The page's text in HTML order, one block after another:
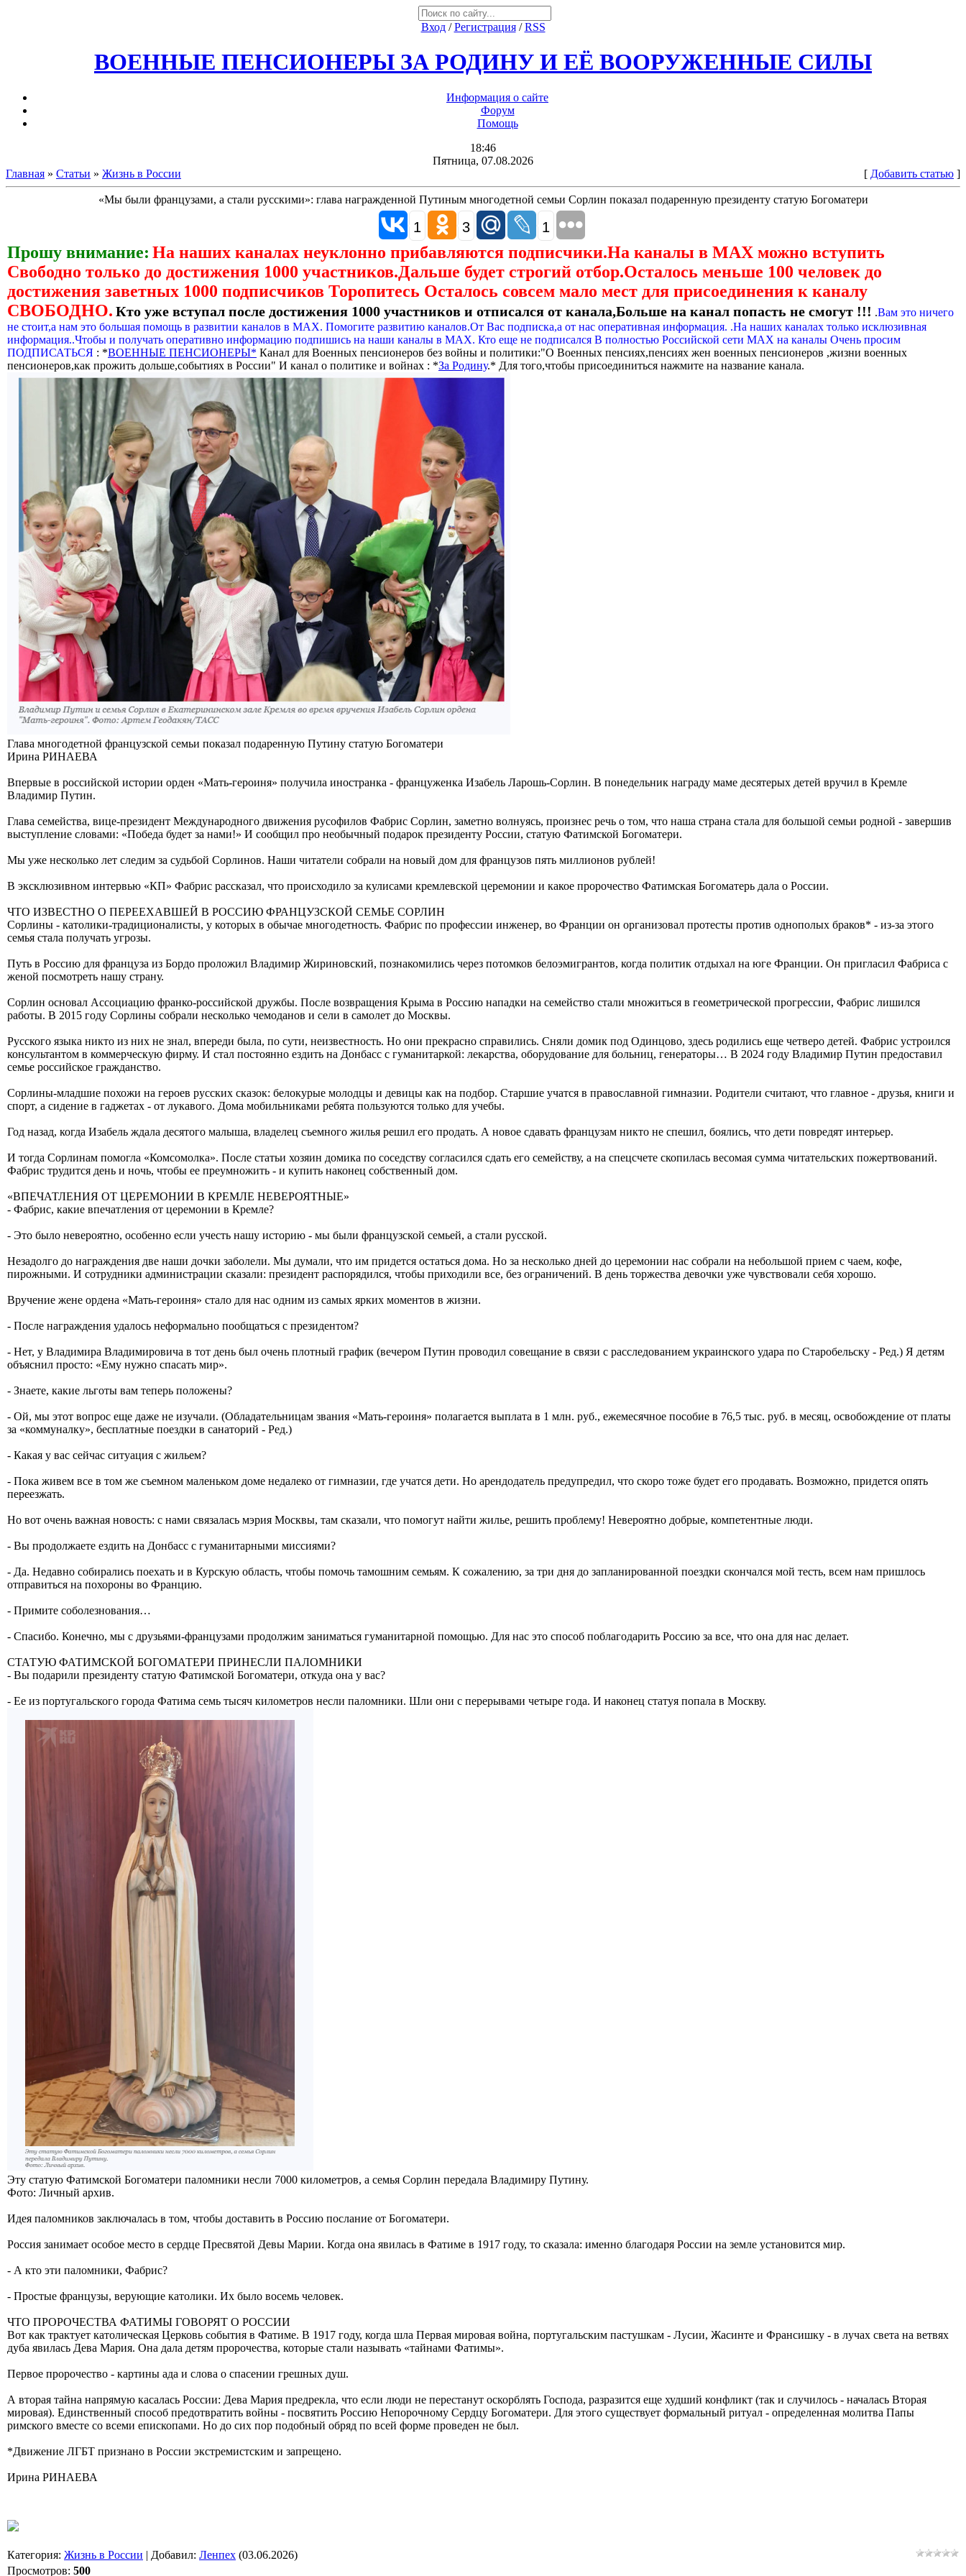
Вход/Регистрация/RSS
ВОЕННЫЕ ПЕНСИОНЕРЫ ЗА РОДИНУ И ЕЁ ВООРУЖЕННЫЕ СИЛЫ
Информация о сайте
Форум
Помощь
18:46
Пятница, 07.08.2026
Главная » Статьи » Жизнь в России [ Добавить статью ]
«Мы были французами, а стали русскими»: глава награжденной Путиным многодетной семьи Сорлин показал подаренную президенту статую Богоматери
1 3 1
Прошу внимание: На наших каналах неуклонно прибавляются подписчики.На каналы в МАХ можно вступить
Свободно только до достижения 1000 участников.Дальше будет строгий отбор.Осталось меньше 100 человек до
достижения заветных 1000 подписчиков Торопитесь Осталось совсем мало мест для присоединения к каналу
СВОБОДНО. Кто уже вступал после достижения 1000 участников и отписался от канала,Больше на канал попасть не смогут !!! .Вам это ничего
не стоит,а нам это большая помощь в развитии каналов в МАХ. Помогите развитию каналов.От Вас подписка,а от нас оперативная информация. .На наших каналах только исклюзивная
информация..Чтобы и получать оперативно информацию подпишись на наши каналы в МАХ. Кто еще не подписался В полностью Российской сети МАХ на каналы Очень просим
ПОДПИСАТЬСЯ : *ВОЕННЫЕ ПЕНСИОНЕРЫ* Канал для Военных пенсионеров без войны и политики:"О Военных пенсиях,пенсиях жен военных пенсионеров ,жизни военных
пенсионеров,как прожить дольше,событиях в России" И канал о политике и войнах : *За Родину.* Для того,чтобы присоединиться нажмите на название канала.
Глава многодетной французской семьи показал подаренную Путину статую Богоматери
Ирина РИНАЕВА
Впервые в российской истории орден «Мать-героиня» получила иностранка - француженка Изабель Ларошь-Сорлин. В понедельник награду маме десятерых детей вручил в Кремле
Владимир Путин.
Глава семейства, вице-президент Международного движения русофилов Фабрис Сорлин, заметно волнуясь, произнес речь о том, что наша страна стала для большой семьи родной - завершив
выступление словами: «Победа будет за нами!» И сообщил про необычный подарок президенту России, статую Фатимской Богоматери.
Мы уже несколько лет следим за судьбой Сорлинов. Наши читатели собрали на новый дом для французов пять миллионов рублей!
В эксклюзивном интервью «КП» Фабрис рассказал, что происходило за кулисами кремлевской церемонии и какое пророчество Фатимская Богоматерь дала о России.
ЧТО ИЗВЕСТНО О ПЕРЕЕХАВШЕЙ В РОССИЮ ФРАНЦУЗСКОЙ СЕМЬЕ СОРЛИН
Сорлины - католики-традиционалисты, у которых в обычае многодетность. Фабрис по профессии инженер, во Франции он организовал протесты против однополых браков* - из-за этого
семья стала получать угрозы.
Путь в Россию для француза из Бордо проложил Владимир Жириновский, познакомились через потомков белоэмигрантов, когда политик отдыхал на юге Франции. Он пригласил Фабриса с
женой посмотреть нашу страну.
Сорлин основал Ассоциацию франко-российской дружбы. После возвращения Крыма в Россию нападки на семейство стали множиться в геометрической прогрессии, Фабрис лишился
работы. В 2015 году Сорлины собрали несколько чемоданов и сели в самолет до Москвы.
Русского языка никто из них не знал, впереди была, по сути, неизвестность. Но они прекрасно справились. Сняли домик под Одинцово, здесь родились еще четверо детей. Фабрис устроился
консультантом в коммерческую фирму. И стал постоянно ездить на Донбасс с гуманитаркой: лекарства, оборудование для больниц, генераторы… В 2024 году Владимир Путин предоставил
семье российское гражданство.
Сорлины-младшие похожи на героев русских сказок: белокурые молодцы и девицы как на подбор. Старшие учатся в православной гимназии. Родители считают, что главное - друзья, книги и
спорт, а сидение в гаджетах - от лукавого. Дома мобильниками ребята пользуются только для учебы.
Год назад, когда Изабель ждала десятого малыша, владелец съемного жилья решил его продать. А новое сдавать французам никто не спешил, боялись, что дети повредят интерьер.
И тогда Сорлинам помогла «Комсомолка». После статьи хозяин домика по соседству согласился сдать его семейству, а на спецсчете скопилась весомая сумма читательских пожертвований.
Фабрис трудится день и ночь, чтобы ее преумножить - и купить наконец собственный дом.
«ВПЕЧАТЛЕНИЯ ОТ ЦЕРЕМОНИИ В КРЕМЛЕ НЕВЕРОЯТНЫЕ»
- Фабрис, какие впечатления от церемонии в Кремле?
- Это было невероятно, особенно если учесть нашу историю - мы были французской семьей, а стали русской.
Незадолго до награждения две наши дочки заболели. Мы думали, что им придется остаться дома. Но за несколько дней до церемонии нас собрали на небольшой прием с чаем, кофе,
пирожными. И сотрудники администрации сказали: президент распорядился, чтобы приходили все, без ограничений. В день торжества девочки уже чувствовали себя хорошо.
Вручение жене ордена «Мать-героиня» стало для нас одним из самых ярких моментов в жизни.
- После награждения удалось неформально пообщаться с президентом?
- Нет, у Владимира Владимировича в тот день был очень плотный график (вечером Путин проводил совещание в связи с расследованием украинского удара по Старобельску - Ред.) Я детям
объяснил просто: «Ему нужно спасать мир».
- Знаете, какие льготы вам теперь положены?
- Ой, мы этот вопрос еще даже не изучали. (Обладательницам звания «Мать-героиня» полагается выплата в 1 млн. руб., ежемесячное пособие в 76,5 тыс. руб. в месяц, освобождение от платы
за «коммуналку», бесплатные поездки в санаторий - Ред.)
- Какая у вас сейчас ситуация с жильем?
- Пока живем все в том же съемном маленьком доме недалеко от гимназии, где учатся дети. Но арендодатель предупредил, что скоро тоже будет его продавать. Возможно, придется опять
переезжать.
Но вот очень важная новость: с нами связалась мэрия Москвы, там сказали, что помогут найти жилье, решить проблему! Невероятно добрые, компетентные люди.
- Вы продолжаете ездить на Донбасс с гуманитарными миссиями?
- Да. Недавно собирались поехать и в Курскую область, чтобы помочь тамошним семьям. К сожалению, за три дня до запланированной поездки скончался мой тесть, всем нам пришлось
отправиться на похороны во Францию.
- Примите соболезнования…
- Спасибо. Конечно, мы с друзьями-французами продолжим заниматься гуманитарной помощью. Для нас это способ поблагодарить Россию за все, что она для нас делает.
СТАТУЮ ФАТИМСКОЙ БОГОМАТЕРИ ПРИНЕСЛИ ПАЛОМНИКИ
- Вы подарили президенту статую Фатимской Богоматери, откуда она у вас?
- Ее из португальского города Фатима семь тысяч километров несли паломники. Шли они с перерывами четыре года. И наконец статуя попала в Москву.
Эту статую Фатимской Богоматери паломники несли 7000 километров, а семья Сорлин передала Владимиру Путину.
Фото: Личный архив.
Идея паломников заключалась в том, чтобы доставить в Россию послание от Богоматери.
Россия занимает особое место в сердце Пресвятой Девы Марии. Когда она явилась в Фатиме в 1917 году, то сказала: именно благодаря России на земле установится мир.
- А кто эти паломники, Фабрис?
- Простые французы, верующие католики. Их было восемь человек.
ЧТО ПРОРОЧЕСТВА ФАТИМЫ ГОВОРЯТ О РОССИИ
Вот как трактует католическая Церковь события в Фатиме. В 1917 году, когда шла Первая мировая война, португальским пастушкам - Лусии, Жасинте и Франсишку - в лучах света на ветвях
дуба явилась Дева Мария. Она дала детям пророчества, которые стали называть «тайнами Фатимы».
Первое пророчество - картины ада и слова о спасении грешных душ.
А вторая тайна напрямую касалась России: Дева Мария предрекла, что если люди не перестанут оскорблять Господа, разразится еще худший конфликт (так и случилось - началась Вторая
мировая). Единственный способ предотвратить войны - посвятить Россию Непорочному Сердцу Богоматери. Для этого существует формальный ритуал - определенная молитва Папы
римского вместе со всеми епископами. Но до сих пор подобный обряд по всей форме проведен не был.
*Движение ЛГБТ признано в России экстремистским и запрещено.
Ирина РИНАЕВА
Категория: Жизнь в России | Добавил: Ленпех (03.06.2026)
Просмотров: 500